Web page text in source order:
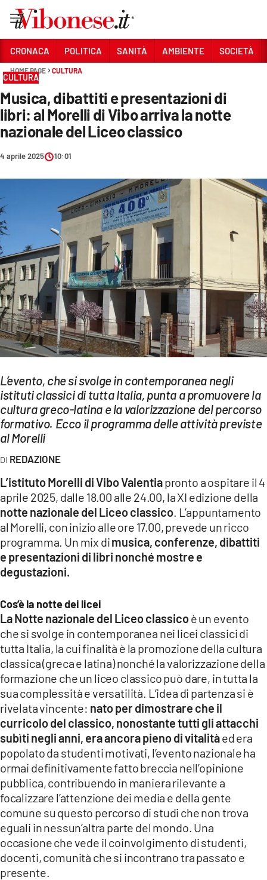
Sezioni
CRONACA
POLITICA
ECONOMIA E LAVORO
EVENTI
SPORT
Streaming
LAC TV
LAC NETWORK
LAC ONAIR
LaC
LACTV.IT
LACONAIR.IT
LACITYMAG.IT
ILREGGINO.IT
COSENZACHANNEL.IT
ILVIBONESE.IT
CATANZAROCHANNEL.IT
LACAPITALENEWS.IT
App
ANDROID
APPLE
CRONACA POLITICA SANITÀ AMBIENTE SOCIETÀ
HOME PAGE CULTURA
CULTURA
Musica, dibattiti e presentazioni di
libri: al Morelli di Vibo arriva la notte
nazionale del Liceo classico
4 aprile 2025 10:01
L’evento, che si svolge in contemporanea negli
istituti classici di tutta Italia, punta a promuovere la
cultura greco-latina e la valorizzazione del percorso
formativo. Ecco il programma delle attività previste
al Morelli
REDAZIONE
L’istituto Morelli di Vibo Valentiapronto a ospitare il 4
aprile 2025, dalle 18.00 alle 24.00, la XI edizione della
notte nazionale del Liceo classico . L’appuntamento
al Morelli, con inizio alle ore 17.00, prevede un ricco
programma. Un mix dimusica, conferenze, dibattiti
e presentazioni di libri nonché mostre e
degustazioni.
Cos’è la notte dei licei
La Notte nazionale del Liceo classicoè un evento
che si svolge in contemporanea nei licei classici di
tutta Italia, la cui finalità è la promozione della cultura
classica (greca e latina) nonché la valorizzazione della
formazione che un liceo classico può dare, in tutta la
sua complessità e versatilità. L’idea di partenza si è
rivelata vincente: nato per dimostrare che il
curricolo del classico, nonostante tutti gli attacchi
subìti negli anni, era ancora pieno di vitalitàed era
popolato da studenti motivati, l’evento nazionale ha
ormai definitivamente fatto breccia nell’opinione
pubblica, contribuendo in maniera rilevante a
focalizzare l’attenzione dei media e della gente
comune su questo percorso di studi che non trova
eguali in nessun’altra parte del mondo. Una
occasione che vede il coinvolgimento di studenti,
docenti, comunità che si incontrano tra passato e
presente.